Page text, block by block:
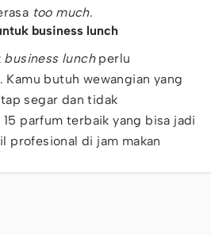
too much.
business lunch
business lunchperlu
butuh wewangian yang
segar dan tidak
parfum terbaik yang bisa jadi
profesional di jam makan